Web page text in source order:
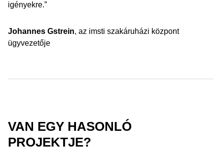
igényekre.”
Johannes Gstrein, az imsti szakáruházi központ
ügyvezetője
VAN EGY HASONLÓ
PROJEKTJE?